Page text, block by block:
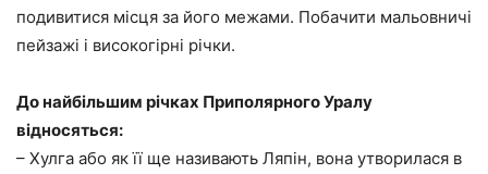
подивитися місця за його межами. Побачити мальовничі
пейзажі і високогірні річки.
До найбільшим річках Приполярного Уралу
відносяться:
– Хулга або як її ще називають Ляпін, вона утворилася в